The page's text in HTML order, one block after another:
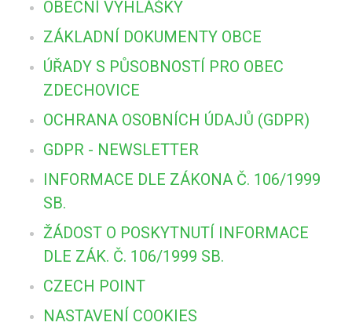
OBECNÍ VYHLÁŠKY
ZÁKLADNÍ DOKUMENTY OBCE
ÚŘADY S PŮSOBNOSTÍ PRO OBEC
ZDECHOVICE
OCHRANA OSOBNÍCH ÚDAJŮ (GDPR)
GDPR - NEWSLETTER
INFORMACE DLE ZÁKONA Č. 106/1999
SB.
ŽÁDOST O POSKYTNUTÍ INFORMACE
DLE ZÁK. Č. 106/1999 SB.
CZECH POINT
NASTAVENÍ COOKIES